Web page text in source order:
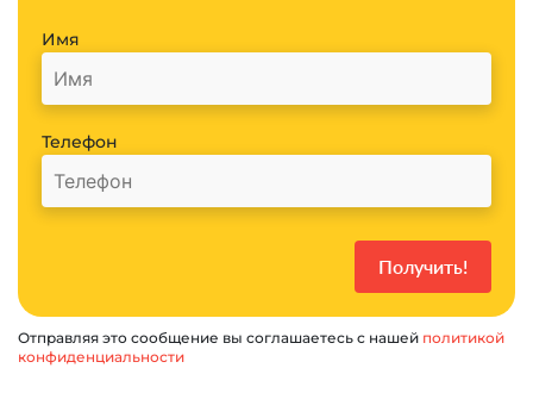
Имя
Телефон
Отправляя это сообщение вы соглашаетесь с нашей политикой
конфиденциальности